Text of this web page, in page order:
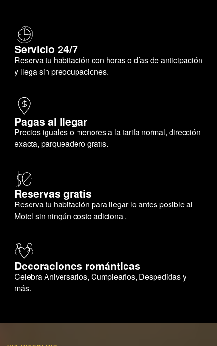
Servicio 24/7
Reserva tu habitación con horas o días de anticipación
y llega sin preocupaciones.
Pagas al llegar
Precios iguales o menores a la tarifa normal, dirección
exacta, parqueadero gratis.
Reservas gratis
Reserva tu habitación para llegar lo antes posible al
Motel sin ningún costo adicional.
Decoraciones románticas
Celebra Aniversarios, Cumpleaños, Despedidas y
más.